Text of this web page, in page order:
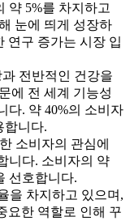
약 5%를 차지하고
눈에 띄게 성장하
연구 증가는 시장 입
전반적인 건강을
에 전 세계 기능성
다. 약 40%의 소비자
합니다.
소비자의 관심에
니다. 소비자의 약
선호합니다.
을 차지하고 있으며,
요한 역할로 인해 꾸